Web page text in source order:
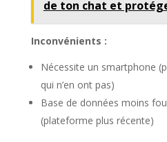
de ton chat et
Inconvénients :
Nécessite un smartphone
qui n’en ont pas)
Base de données moins
(plateforme plus récente)